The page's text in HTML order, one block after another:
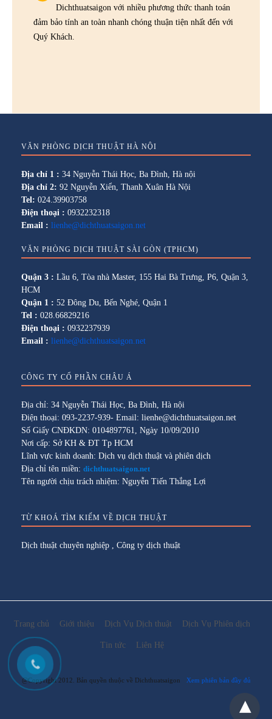
Dichthuatsaigon với nhiều phương thức thanh toán
đảm bảo tính an toàn nhanh chóng thuận tiện nhất đến với
Quý Khách.
VĂN PHÒNG DỊCH THUẬT HÀ NỘI
Địa chỉ 1 : 34 Nguyễn Thái Học, Ba Đình, Hà nội
Địa chỉ 2: 92 Nguyễn Xiển, Thanh Xuân Hà Nội
Tel: 024.39903758
Điện thoại : 0932232318
Email : lienhe@dichthuatsaigon.net
VĂN PHÒNG DỊCH THUẬT SÀI GÒN (TPHCM)
Quận 3 : Lầu 6, Tòa nhà Master, 155 Hai Bà Trưng, P6, Quận 3,
HCM
Quận 1 : 52 Đông Du, Bến Nghé, Quận 1
Tel : 028.66829216
Điện thoại : 0932237939
Email : lienhe@dichthuatsaigon.net
CÔNG TY CỔ PHẦN CHÂU Á
Địa chỉ: 34 Nguyễn Thái Học, Ba Đình, Hà nội
Điện thoại: 093-2237-939- Email: lienhe@dichthuatsaigon.net
Số Giấy CNĐKDN: 0104897761, Ngày 10/09/2010
Nơi cấp: Sở KH & ĐT Tp HCM
Lĩnh vực kinh doanh: Dịch vụ dịch thuật và phiên dịch
Địa chỉ tên miền: dichthuatsaigon.net
Tên người chịu trách nhiệm: Nguyễn Tiến Thắng Lợi
TỪ KHOÁ TÌM KIẾM VỀ DỊCH THUẬT
Dịch thuật chuyên nghiệp , Công ty dịch thuật
Trang chủ Giới thiệu Dịch Vụ Dịch thuật Dịch Vụ Phiên dịch
Tin tức Liên Hệ
@Copyright 2012. Bản quyền thuộc về Dichthuatsaigon Xem phiên bản đầy đủ